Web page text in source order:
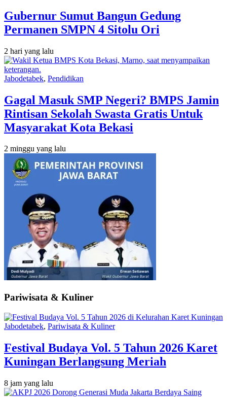
Gubernur Sumut Bangun Gedung
Permanen SMPN 4 Sitolu Ori
2 hari yang lalu
Jabodetabek, Pendidikan
Gagal Masuk SMP Negeri? BMPS Jamin
Rintisan Sekolah Swasta Gratis Untuk
Masyarakat Kota Bekasi
2 minggu yang lalu
Pariwisata & Kuliner
Jabodetabek, Pariwisata & Kuliner
Festival Budaya Vol. 5 Tahun 2026 Karet
Kuningan Berlangsung Meriah
8 jam yang lalu